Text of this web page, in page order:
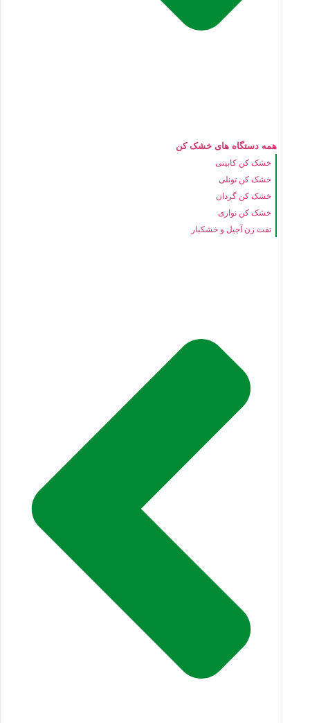
همه دستگاه های خشک کن
خشک کن کابینی
خشک کن تونلی
خشک کن گردان
خشک کن نواری
تفت زن آجیل و خشکبار